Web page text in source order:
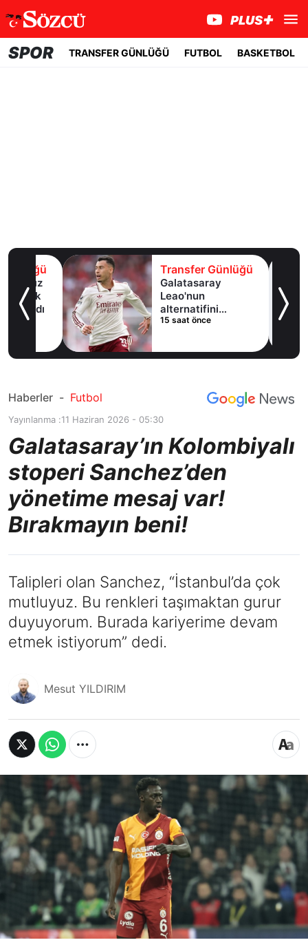
SPOR TRANSFER GÜNLÜĞÜ FUTBOL BASKETBOL
Transfer Günlüğü
Galatasaray
Leao'nun
alternatifini
Arsenal'de buldu
15 saat önce
Haberler - Futbol
Yayınlanma :11 Haziran 2026 - 05:30
Galatasaray’ın Kolombiyalı
stoperi Sanchez’den
yönetime mesaj var!
Bırakmayın beni!
Talipleri olan Sanchez, “İstanbul’da çok
mutluyuz. Bu renkleri taşımaktan gurur
duyuyorum. Burada kariyerime devam
etmek istiyorum” dedi.
Mesut YILDIRIM